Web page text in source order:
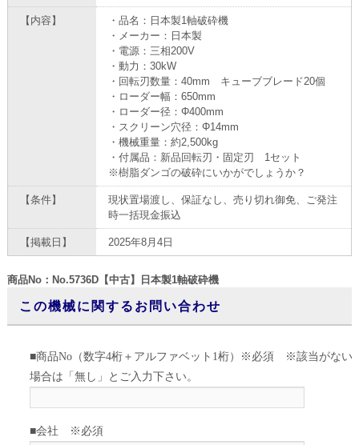
【内容】
・品名：日本製1軸破砕機
・メーカー：日本製
・電源：三相200V
・動力：30kW
・回転刃数量：40mm キューブブレード20個
・ローダー幅：650mm
・ローダー径：Φ400mm
・スクリーン穴径：Φ14mm
・機械重量：約2,500kg
・付属品：新品回転刃・固定刃 1セット
※樹脂ダンゴの破砕にいかがでしょうか？
【条件】
現状置場渡し、保証なし、売り切れ御免、ご発注
時一括現金振込
【掲載日】 2025年8月4日
商品No：No.5736D【中古】日本製1軸破砕機
この機械に関するお問い合わせ